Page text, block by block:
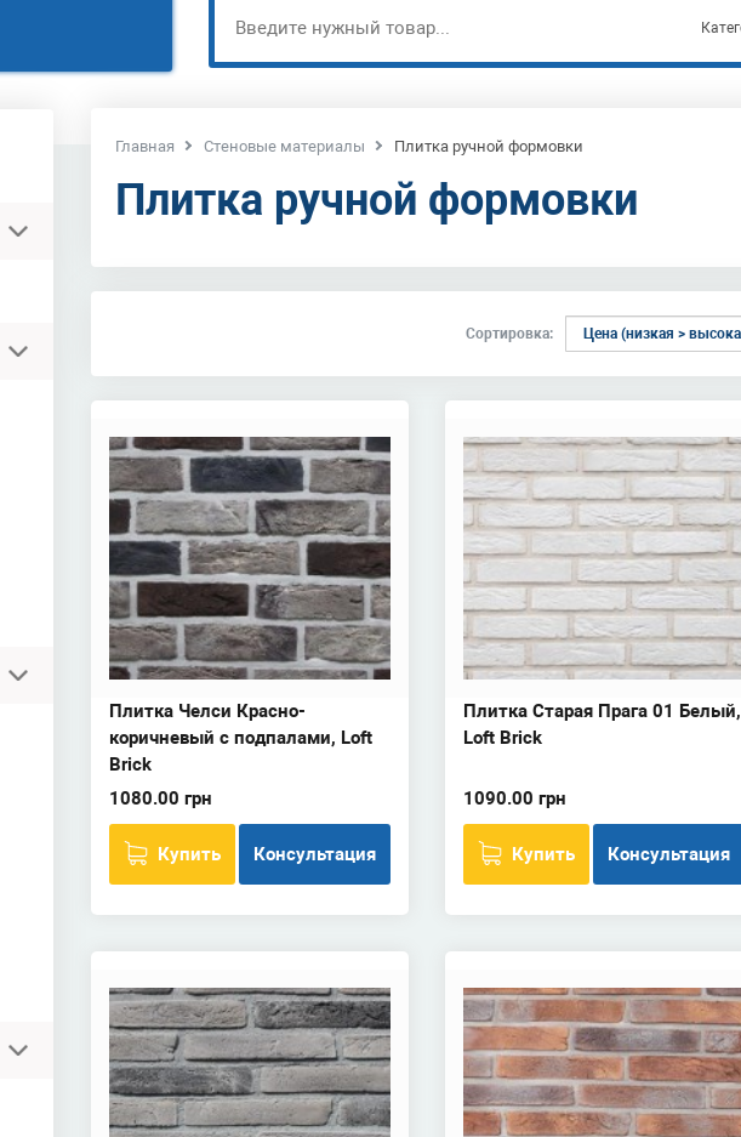
Главная Стеновые материалы Плитка ручной формовки
Плитка ручной формовки
Сортировка:
Плитка Челси Красно-
коричневый с подпалами, Loft
Brick
1080.00 грн
Купить Консультация
Плитка Старая Прага 01 Белый,
Loft Brick
1090.00 грн
Купить Консультация